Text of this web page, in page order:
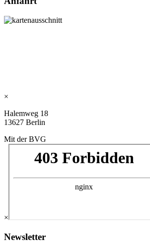
×
Halemweg 18
13627 Berlin
Mit der BVG
×
Newsletter